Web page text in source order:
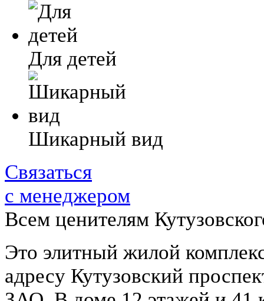
Для детей
Шикарный вид
Связаться
с менеджером
Всем ценителям
Это элитный жилой
адресу Кутузовский